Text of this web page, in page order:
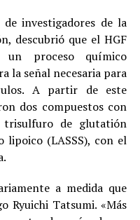
investigadores de la
descubrió que el HGF
proceso químico
la señal necesaria para
A partir de este
dos compuestos con
trisulfuro de glutatión
lipoico (LASSS), con el
a medida que
Ryuichi Tatsumi. «Más